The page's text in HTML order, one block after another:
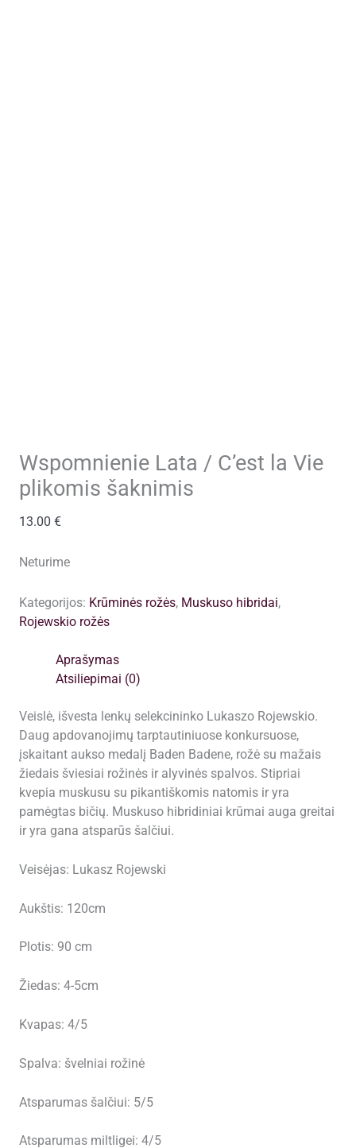
Wspomnienie Lata / C’est la Vie
plikomis šaknimis
13.00 €
Neturime
Kategorijos: Krūminės rožės, Muskuso hibridai,
Rojewskio rožės
Aprašymas
Atsiliepimai (0)
Veislė, išvesta lenkų selekcininko Lukaszo Rojewskio.
Daug apdovanojimų tarptautiniuose konkursuose,
įskaitant aukso medalį Baden Badene, rožė su mažais
žiedais šviesiai rožinės ir alyvinės spalvos. Stipriai
kvepia muskusu su pikantiškomis natomis ir yra
pamėgtas bičių. Muskuso hibridiniai krūmai auga greitai
ir yra gana atsparūs šalčiui.
Veisėjas: Lukasz Rojewski
Aukštis: 120cm
Plotis: 90 cm
Žiedas: 4-5cm
Kvapas: 4/5
Spalva: švelniai rožinė
Atsparumas šalčiui: 5/5
Atsparumas miltligei: 4/5